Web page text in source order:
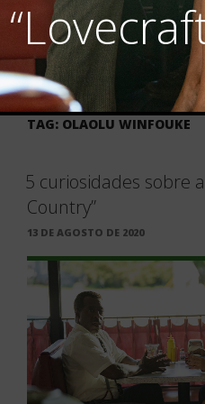
TAG: OLAOLU WINFOUKE
5 curiosidades sobre
Country”
PUBLICADO
13 DE AGOSTO DE 2020